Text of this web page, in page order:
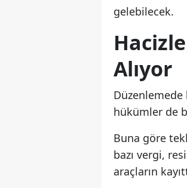
gelebilecek.
Alıyor
Düzenlemede
hükümler de
Buna göre
bazı vergi,
araçların